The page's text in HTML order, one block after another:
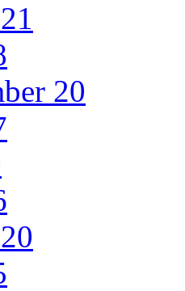
20